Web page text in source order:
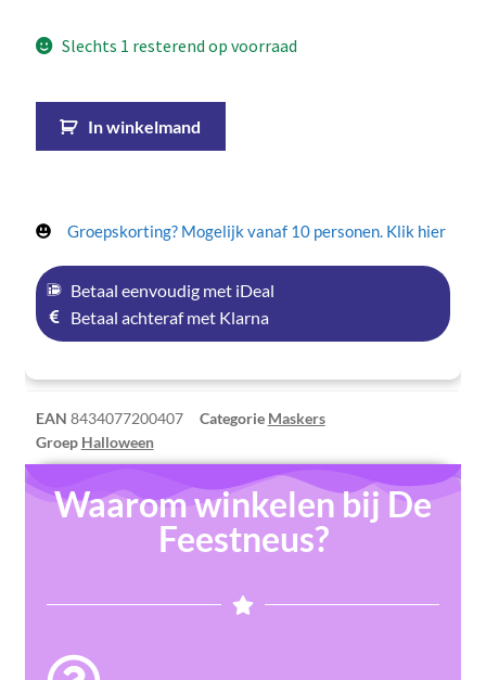
Slechts 1 resterend op voorraad
In winkelmand
Groepskorting? Mogelijk vanaf 10 personen. Klik hier
Betaal eenvoudig met iDeal
Betaal achteraf met Klarna
EAN 8434077200407 Categorie Maskers
Groep Halloween
Waarom winkelen bij De
Feestneus?